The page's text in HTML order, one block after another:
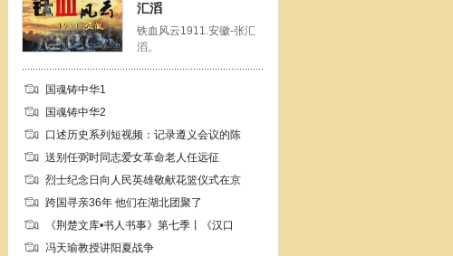
汇滔
铁血风云1911.安徽-张汇
滔。
国魂铸中华1
国魂铸中华2
口述历史系列短视频：记录遵义会议的陈
送别任弼时同志爱女革命老人任远征
烈士纪念日向人民英雄敬献花篮仪式在京
跨国寻亲36年 他们在湖北团聚了
《荆楚文库•书人书事》第七季丨《汉口
冯天瑜教授讲阳夏战争